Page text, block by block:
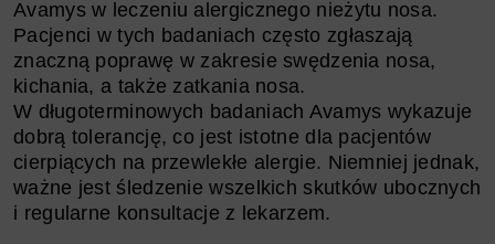
Avamys w leczeniu alergicznego nieżytu nosa.
Pacjenci w tych badaniach często zgłaszają
znaczną poprawę w zakresie swędzenia nosa,
kichania, a także zatkania nosa.
W długoterminowych badaniach Avamys wykazuje
dobrą tolerancję, co jest istotne dla pacjentów
cierpiących na przewlekłe alergie. Niemniej jednak,
ważne jest śledzenie wszelkich skutków ubocznych
i regularne konsultacje z lekarzem.